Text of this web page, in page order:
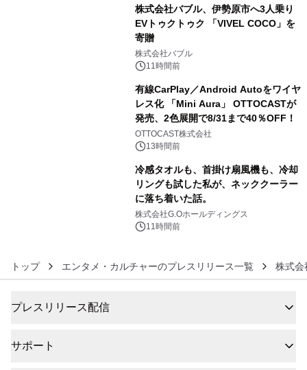
株式会社バブル、伊勢原市へ3人乗り
EVトゥクトゥク 「VIVEL COCO」を
寄贈
株式会社バブル
11時間前
有線CarPlay／Android Autoをワイヤ
レス化 「Mini Aura」 OTTOCASTが
発売、2色展開で8/31まで40％OFF！
OTTOCAST株式会社
13時間前
冷感タオルも、首掛け扇風機も、冷却
リングも試した私が、ネッククーラー
に落ち着いた話。
株式会社G.Oホールディングス
11時間前
トップ エンタメ・カルチャーのプレスリリース一覧 株式会
プレスリリース配信
サポート